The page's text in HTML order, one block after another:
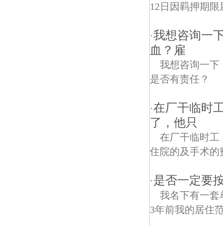
12日因羁押期
·我想咨询一
血？雇
我想咨询一下
是否有责任？
·在厂干临时
了，他只
在厂干临时工
住院的及手术的
·是否一定要
我名下有一套
3年前我的居住